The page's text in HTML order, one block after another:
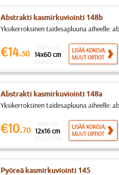
Abstrakti kasmirkuviointi 148b
Yksikerroksinen taidesapluuna aiheelle:
€14.50 14x60 cm
LISÄÄ KOKOJA,
MUUT OPTIOT
Abstrakti kasmirkuviointi 148a
Yksikerroksinen taidesapluuna aiheelle:
€10.70 12x16 cm
LISÄÄ KOKOJA,
MUUT OPTIOT
Pyöreä kasmirkuviointi 145